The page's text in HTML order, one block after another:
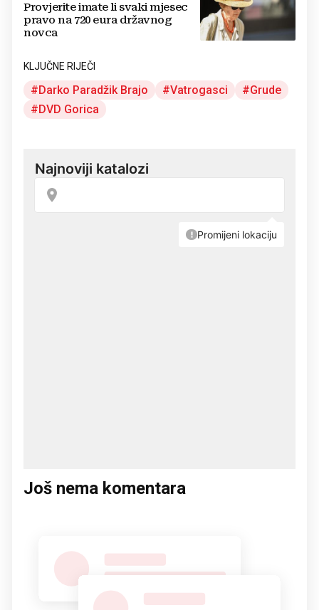
Provjerite imate li svaki mjesec
pravo na 720 eura državnog
novca
KLJUČNE RIJEČI
Darko Paradžik Brajo Vatrogasci
Grude
DVD Gorica
Još nema komentara